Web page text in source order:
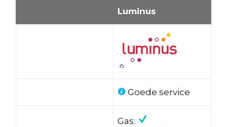
Luminus
Goede service
Gas: